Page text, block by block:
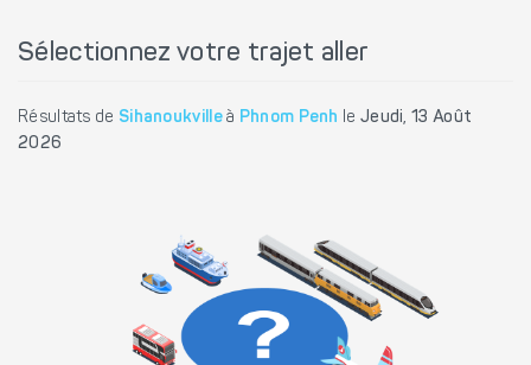
Sélectionnez votre trajet aller
Résultats de Sihanoukvilleà Phnom Penh le Jeudi, 13 Août
2026